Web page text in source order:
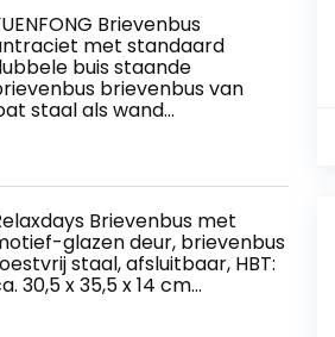
Brievenbus
met standaard
buis staande
brievenbus van
staal als wand…
Brievenbus met
glazen deur, brievenbus
staal, afsluitbaar, HBT:
30,5 x 35,5 x 14 cm…